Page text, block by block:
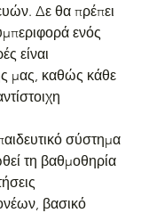
Δε θα πρέπει
ενός
είναι
μας, καθώς κάθε
σύστημα
τη βαθμοθηρία
βασικό